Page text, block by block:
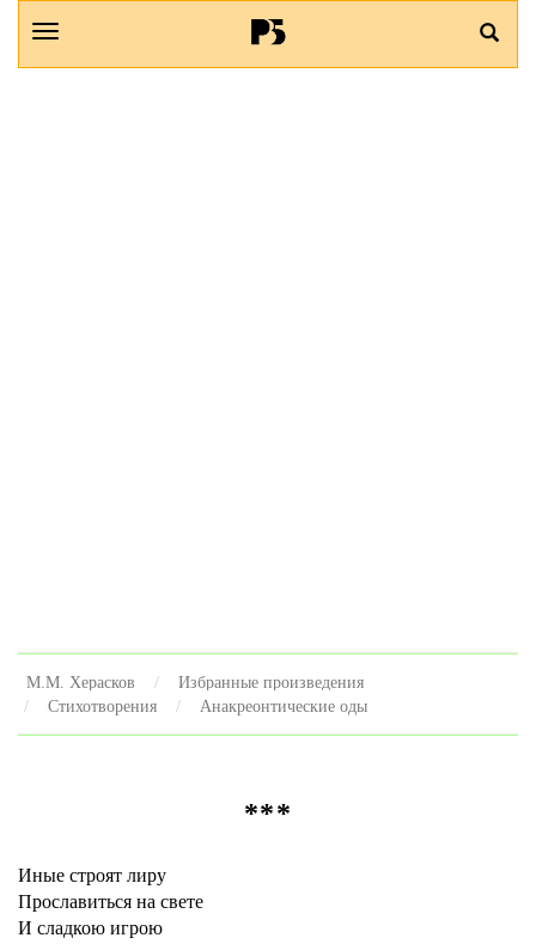
М.М. Херасков
Избранные произведения
Стихотворения
Анакреонтические оды
***
Иные строят лиру
Прославиться на свете
И сладкою игрою